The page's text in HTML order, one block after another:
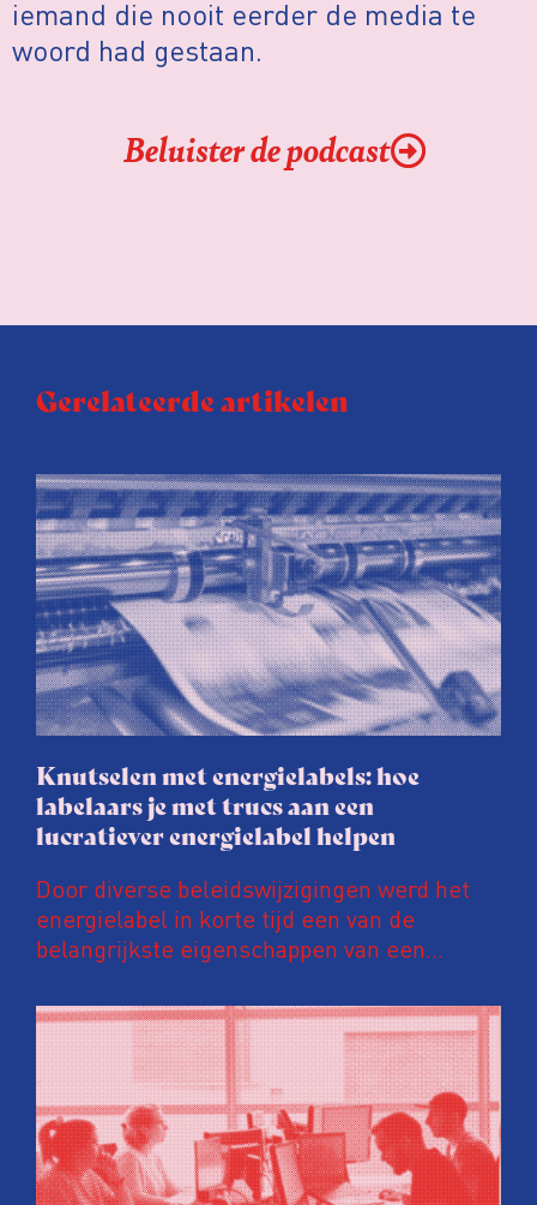
iemand die nooit eerder de media te
woord had gestaan.
Beluister de podcast
Gerelateerde artikelen
Knutselen met energielabels: hoe
labelaars je met trucs aan een
lucratiever energielabel helpen
Door diverse beleidswijzigingen werd het
energielabel in korte tijd een van de
belangrijkste eigenschappen van een
prijs van een huis en huurinkomsten met
tienduizenden euro’s opschroeven. Daar
wordt door energielabelaars en
vastgoedpartijen gretig op ingespeeld, blijkt
uit onderzoek van het FD. Tienduizenden
labels vallen op dubieuze wijze nét in een
groenere labelletter.